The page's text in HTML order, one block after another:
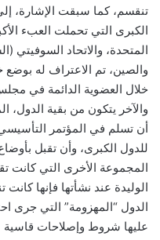
تنقسم، كما سبقت الإشارة،
الكبرى التي تحملت العبء
المتحدة، والاتحاد السوفيتي
والصين، تم الاعتراف له
خلال العضوية الدائمة في
والآخر يتكون من بقية الدول،
أن تسلم في المؤتمر التأسيسي
للدول الكبرى، وأن تقبل
المجموعة الأخرى التي كانت
الوليدة عند نشأتها فإنها
الدول “المهزومة” التي جرى
عليها شروط وإصلاحات قاسية